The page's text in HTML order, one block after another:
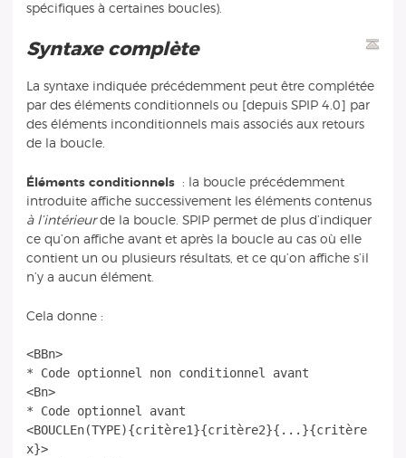
spécifiques à certaines boucles).
Syntaxe complète
La syntaxe indiquée précédemment peut être complétée
par des éléments conditionnels ou [depuis SPIP 4.0] par
des éléments inconditionnels mais associés aux retours
de la boucle.
Éléments conditionnels : la boucle précédemment
introduite affiche successivement les éléments contenus
à l’intérieurde la boucle. SPIP permet de plus d’indiquer
ce qu’on affiche avant et après la boucle au cas où elle
contient un ou plusieurs résultats, et ce qu’on affiche s’il
n’y a aucun élément.
Cela donne :
<BBn>
* Code optionnel non conditionnel avant
<Bn>
* Code optionnel avant
<BOUCLEn(TYPE){critère1}{critère2}{...}{critère
x}>